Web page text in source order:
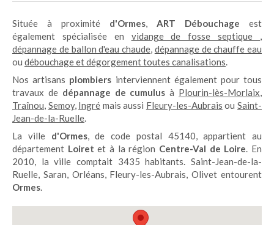
Située à proximité d'Ormes, ART Débouchage est
également spécialisée en vidange de fosse septique ,
dépannage de ballon d'eau chaude, dépannage de chauffe eau
ou débouchage et dégorgement toutes canalisations.
Nos artisans plombiers interviennent également pour tous
travaux de dépannage de cumulus à Plourin-lès-Morlaix,
Traînou, Semoy, Ingré mais aussi Fleury-les-Aubrais ouSaint-
Jean-de-la-Ruelle.
La villed'Ormes, de code postal 45140, appartient au
département Loiret et à la région Centre-Val de Loire. En
2010, la ville comptait 3435 habitants. Saint-Jean-de-la-
Ruelle, Saran, Orléans, Fleury-les-Aubrais, Olivet entourent
Ormes.